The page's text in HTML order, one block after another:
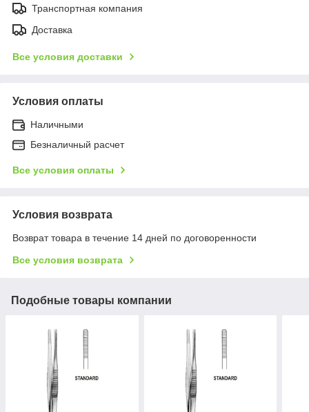
Транспортная компания
Доставка
Все условия доставки
Условия оплаты
Наличными
Безналичный расчет
Все условия оплаты
Условия возврата
Возврат товара в течение 14 дней по договоренности
Все условия возврата
Подобные товары компании